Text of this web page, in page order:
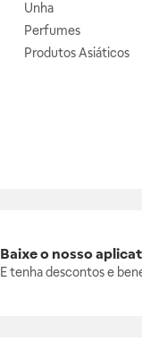
Unha
Perfumes
Produtos Asiáticos
Baixe o nosso
E tenha descontos e